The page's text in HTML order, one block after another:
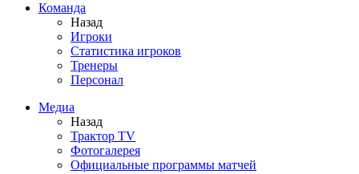
Команда
Назад
Игроки
Статистика игроков
Тренеры
Персонал
Медиа
Назад
Трактор TV
Фотогалерея
Официальные программы матчей